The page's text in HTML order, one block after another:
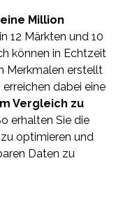
eine Million
in 12 Märkten und 10
können in Echtzeit
Merkmalen erstellt
dabei eine
Vergleich zu
erhalten Sie die
optimieren und
Daten zu